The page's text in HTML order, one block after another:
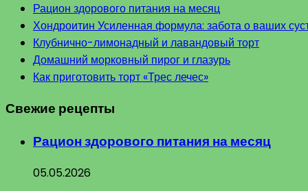
Рацион здорового питания на месяц
Хондроитин Усиленная формула: забота о ваших
Клубнично-лимонадный и лавандовый торт
Домашний морковный пирог и глазурь
Как приготовить торт «Трес лечес»
Свежие рецепты
Рацион здорового питания на месяц
05.05.2026